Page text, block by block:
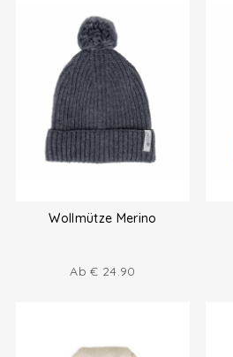
Wollmütze Merino
Ab€ 24.90